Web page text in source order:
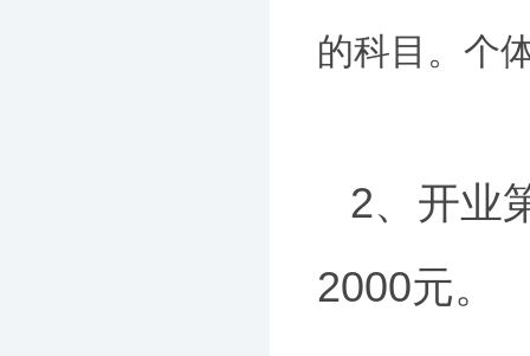
的科目。个
2、开业
2000元。